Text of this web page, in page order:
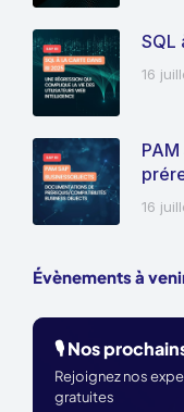
SQL
16
16
Évènements à
🎙️ Nos
Rejoignez nos
gratuites